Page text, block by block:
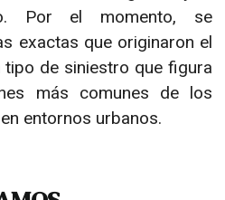
Por el momento, se
exactas que originaron el
tipo de siniestro que figura
más comunes de los
entornos urbanos.